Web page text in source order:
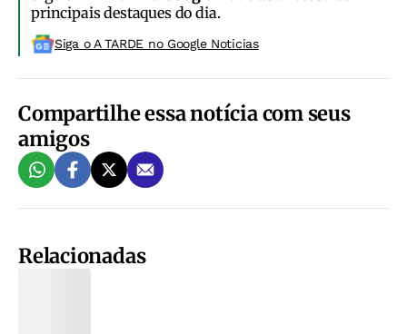
principais destaques do dia.
Siga o A TARDE no Google Noticias
Compartilhe essa notícia com seus
amigos
Relacionadas